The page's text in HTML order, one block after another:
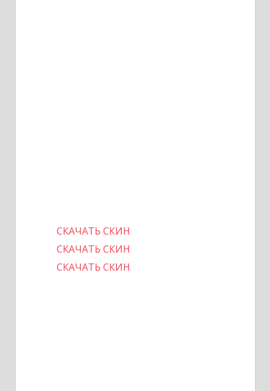
СКАЧАТЬ СКИН
СКАЧАТЬ СКИН
СКАЧАТЬ СКИН